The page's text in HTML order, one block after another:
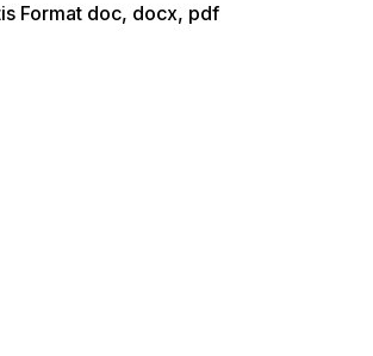
Format doc, docx, pdf